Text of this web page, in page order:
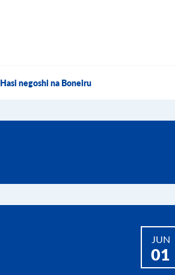
Hasi negoshi na Boneiru
JUN
01